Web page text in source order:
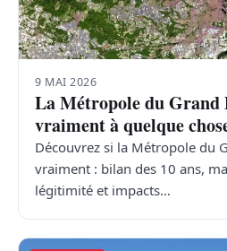
9 MAI 2026
La Métropole du Grand
vraiment à quelque
Découvrez si la Métropole du
vraiment : bilan des 10 ans,
légitimité et impacts…